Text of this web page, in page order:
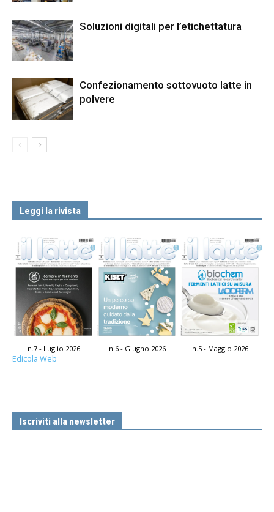
Soluzioni digitali per l’etichettatura
Confezionamento sottovuoto latte in
polvere
Leggi la rivista
n.7 - Luglio 2026 n.6 - Giugno 2026 n.5 - Maggio 2026
Edicola Web
Iscriviti alla newsletter